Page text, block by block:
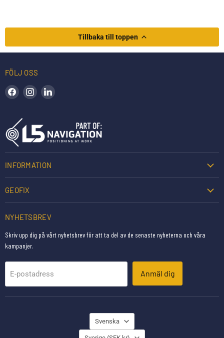
Tillbaka till toppen
FÖLJ OSS
Hitta oss på Facebook
Hitta oss på Instagram
INFORMATION
GEOFIX
NYHETSBREV
Skriv upp dig på vårt nyhetsbrev för att ta del av de senaste nyheterna och våra
kampanjer.
E-postadress Anmäl dig
SPRÅK
Svenska